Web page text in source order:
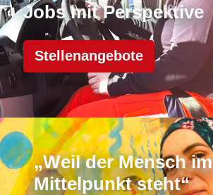
Jobs mit Perspektive
Stellenangebote
„Weil der Mensch im
Mittelpunkt steht“